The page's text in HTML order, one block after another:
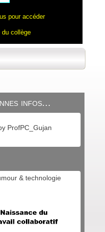
pour accéder
du collège
infos...
ProfPC_Gujan
& technologie